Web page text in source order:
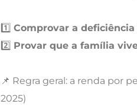
1️⃣ Comprovar a
2️⃣ Provar que a família
📌 Regra geral: a renda por
2025)